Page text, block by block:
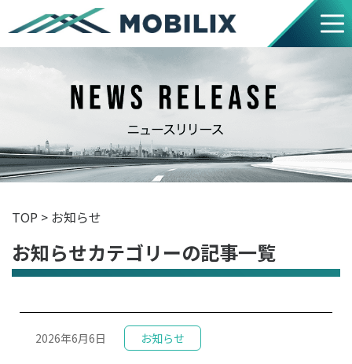
TOP > お知らせ
お知らせカテゴリーの記事一覧
2026年6月6日 お知らせ